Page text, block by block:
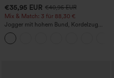
€35,95 EUR €40,95 EUR
Mix & Match: 3 für 88,30 €
Jogger mit hohem Bund, Kordelzug
und Raffung, schmal zulaufend,
schnelltrocknend mit kühlendem Griff,
mit Taschen - UPF40+